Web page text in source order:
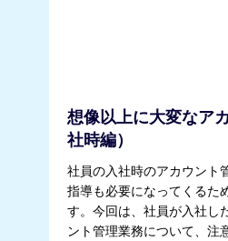
想像以上に大変なア
社時編）
社員の入社時のアカウント
指導も必要になってくるた
す。今回は、社員が入社し
ント管理業務について、注